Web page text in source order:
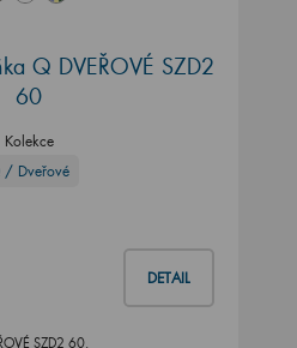
Q DVEŘOVÉ SZD2
60
Kolekce
/ Dveřové
DETAIL
SZD2 60.